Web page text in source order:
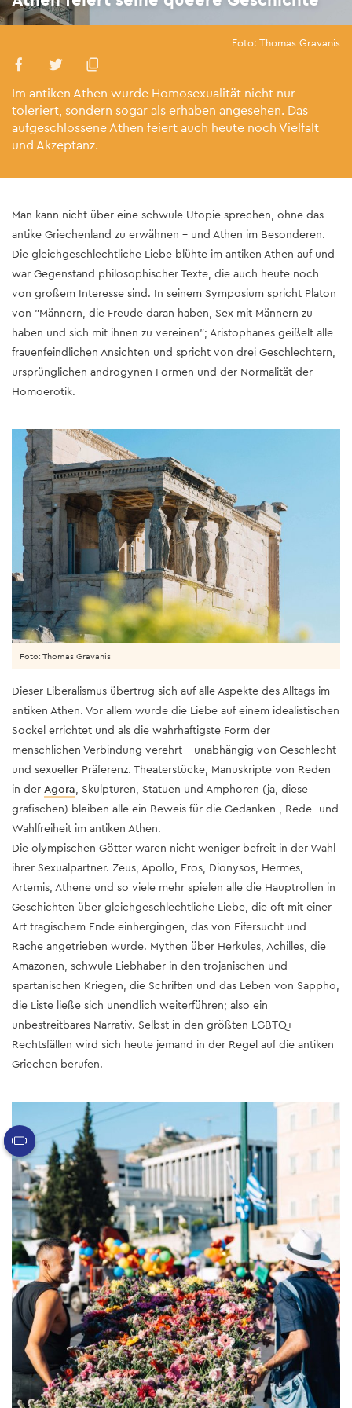
Foto: Thomas Gravanis
Im antiken Athen wurde Homosexualität nicht nur
toleriert, sondern sogar als erhaben angesehen. Das
aufgeschlossene Athen feiert auch heute noch Vielfalt
und Akzeptanz.
Man kann nicht über eine schwule Utopie sprechen, ohne das
antike Griechenland zu erwähnen – und Athen im Besonderen.
Die gleichgeschlechtliche Liebe blühte im antiken Athen auf und
war Gegenstand philosophischer Texte, die auch heute noch
von großem Interesse sind. In seinem Symposium spricht Platon
von "Männern, die Freude daran haben, Sex mit Männern zu
haben und sich mit ihnen zu vereinen"; Aristophanes geißelt alle
frauenfeindlichen Ansichten und spricht von drei Geschlechtern,
ursprünglichen androgynen Formen und der Normalität der
Homoerotik.
Foto: Thomas Gravanis
Dieser Liberalismus übertrug sich auf alle Aspekte des Alltags im
antiken Athen. Vor allem wurde die Liebe auf einem idealistischen
Sockel errichtet und als die wahrhaftigste Form der
menschlichen Verbindung verehrt – unabhängig von Geschlecht
und sexueller Präferenz. Theaterstücke, Manuskripte von Reden
in der Agora, Skulpturen, Statuen und Amphoren (ja, diese
grafischen) bleiben alle ein Beweis für die Gedanken-, Rede- und
Wahlfreiheit im antiken Athen.
Die olympischen Götter waren nicht weniger befreit in der Wahl
ihrer Sexualpartner. Zeus, Apollo, Eros, Dionysos, Hermes,
Artemis, Athene und so viele mehr spielen alle die Hauptrollen in
Geschichten über gleichgeschlechtliche Liebe, die oft mit einer
Art tragischem Ende einhergingen, das von Eifersucht und
Rache angetrieben wurde. Mythen über Herkules, Achilles, die
Amazonen, schwule Liebhaber in den trojanischen und
spartanischen Kriegen, die Schriften und das Leben von Sappho,
die Liste ließe sich unendlich weiterführen; also ein
unbestreitbares Narrativ. Selbst in den größten LGBTQ+ -
Rechtsfällen wird sich heute jemand in der Regel auf die antiken
Griechen berufen.